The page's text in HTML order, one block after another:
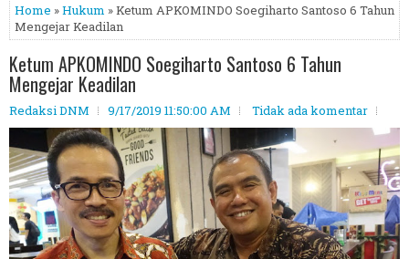
Home »Hukum » Ketum APKOMINDO Soegiharto Santoso 6 Tahun
Mengejar Keadilan
Ketum APKOMINDO Soegiharto Santoso 6 Tahun
Mengejar Keadilan
Redaksi DNM 9/17/2019 11:50:00 AM Tidak ada komentar